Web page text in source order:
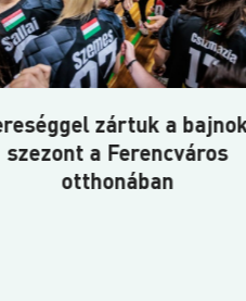
vezetve hoztuk az első
Falco – Honvéd 89-